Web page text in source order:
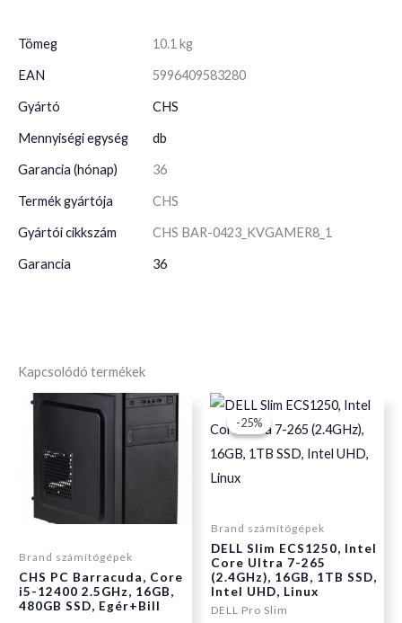
Tömeg 10.1 kg
EAN 5996409583280
Gyártó CHS
Mennyiségi egység db
Garancia (hónap) 36
Termék gyártója CHS
Gyártói cikkszám CHS BAR-0423_KVGAMER8_1
Garancia 36
Kapcsolódó termékek
Brand számítógépek
CHS PC Barracuda, Core
i5-12400 2.5GHz, 16GB,
480GB SSD, Egér+Bill
-25%
-25%
Brand számítógépek
DELL Slim ECS1250, Intel
Core Ultra 7-265
(2.4GHz), 16GB, 1TB SSD,
Intel UHD, Linux
DELL Pro Slim
Original
price
was:
506
Current
is:
506